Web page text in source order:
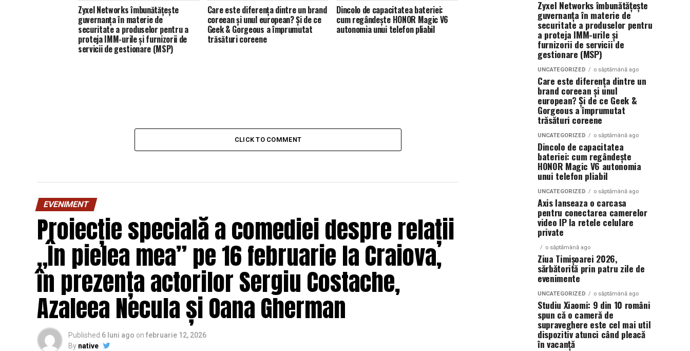
Zyxel Networks îmbunătățește
guvernanța în materie de
securitate a produselor pentru a
proteja IMM-urile și furnizorii de
servicii de gestionare (MSP)
Care este diferența dintre un brand
coreean și unul european? Și de ce
Geek & Gorgeous a împrumutat
trăsături coreene
Dincolo de capacitatea bateriei:
cum regândește HONOR Magic V6
autonomia unui telefon pliabil
CLICK TO COMMENT
EVENIMENT
Proiecție specială a comediei despre relații
„În pielea mea” pe 16 februarie la Craiova,
în prezența actorilor Sergiu Costache,
Azaleea Necula și Oana Gherman
Published 6 luni ago on februarie 12, 2026
By native
Zyxel Networks îmbunătățește
guvernanța în materie de
securitate a produselor pentru
a proteja IMM-urile și
furnizorii de servicii de
gestionare (MSP)
UNCATEGORIZED o săptămână ago
Care este diferența dintre un
brand coreean și unul
european? Și de ce Geek &
Gorgeous a împrumutat
trăsături coreene
UNCATEGORIZED o săptămână ago
Dincolo de capacitatea
bateriei: cum regândește
HONOR Magic V6 autonomia
unui telefon pliabil
UNCATEGORIZED o săptămână ago
Axis lanseaza o carcasa
pentru conectarea camerelor
video IP la retele celulare
private
o săptămână ago
Ziua Timișoarei 2026,
sărbătorită prin patru zile de
evenimente
UNCATEGORIZED o săptămână ago
Studiu Xiaomi: 9 din 10 români
spun că o cameră de
supraveghere este cel mai util
dispozitiv atunci când pleacă
în vacanță